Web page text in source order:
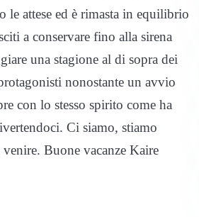
le attese ed è rimasta in equilibrio
a conservare fino alla sirena
una stagione al di sopra dei
nonostante un avvio
con lo stesso spirito come ha
Ci siamo, stiamo
Buone vacanze Kaire